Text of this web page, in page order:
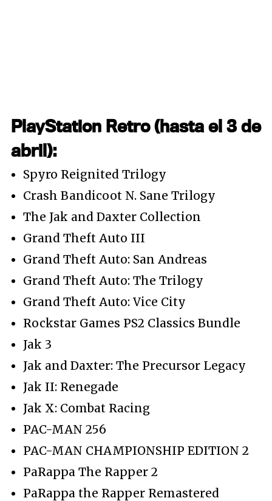
PlayStation Retro (hasta el 3 de
abril):
Spyro Reignited Trilogy
Crash Bandicoot N. Sane Trilogy
The Jak and Daxter Collection
Grand Theft Auto III
Grand Theft Auto: San Andreas
Grand Theft Auto: The Trilogy
Grand Theft Auto: Vice City
Rockstar Games PS2 Classics Bundle
Jak 3
Jak and Daxter: The Precursor Legacy
Jak II: Renegade
Jak X: Combat Racing
PAC-MAN 256
PAC-MAN CHAMPIONSHIP EDITION 2
PaRappa The Rapper 2
PaRappa the Rapper Remastered